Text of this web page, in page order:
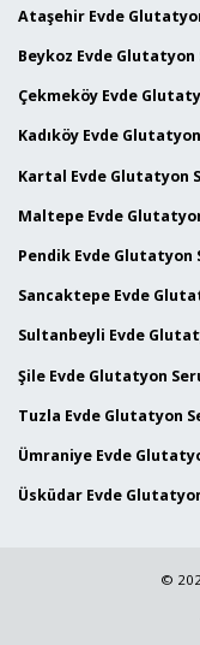
Ataşehir Evde
Beykoz Evde Glutatyon
Çekmeköy Evde
Kadıköy Evde
Kartal Evde Glutatyon
Maltepe Evde
Pendik Evde Glutatyon
Sancaktepe Evde
Sultanbeyli Evde
Şile Evde Glutatyon
Tuzla Evde Glutatyon
Ümraniye Evde
Üsküdar Evde
©